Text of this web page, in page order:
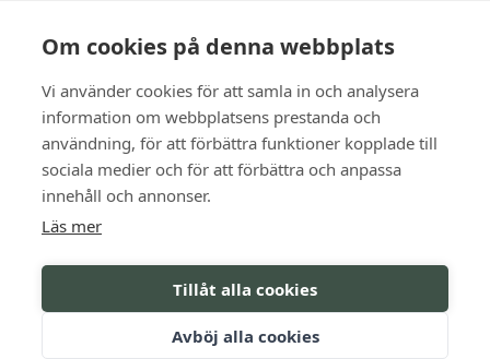
Om cookies på denna webbplats
Vi använder cookies för att samla in och analysera
information om webbplatsens prestanda och
användning, för att förbättra funktioner kopplade till
sociala medier och för att förbättra och anpassa
innehåll och annonser.
Läs mer
Tillåt alla cookies
Avböj alla cookies
BOKA